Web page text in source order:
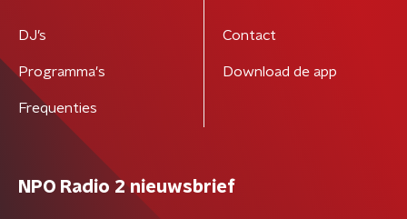
DJ’s
Programma's
Frequenties
Contact
Download de app
NPO Radio 2 nieuwsbrief